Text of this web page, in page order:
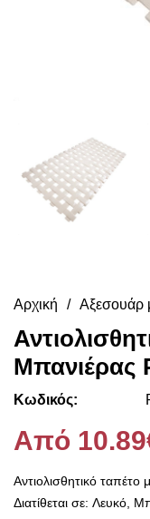
Αρχική Αξεσουάρ
Μπανιέρας
Κωδικός:
Από
Αντιολισθητικό ταπέτο μπάνιου Plexo σε
Διατίθεται σε: Λευκό,